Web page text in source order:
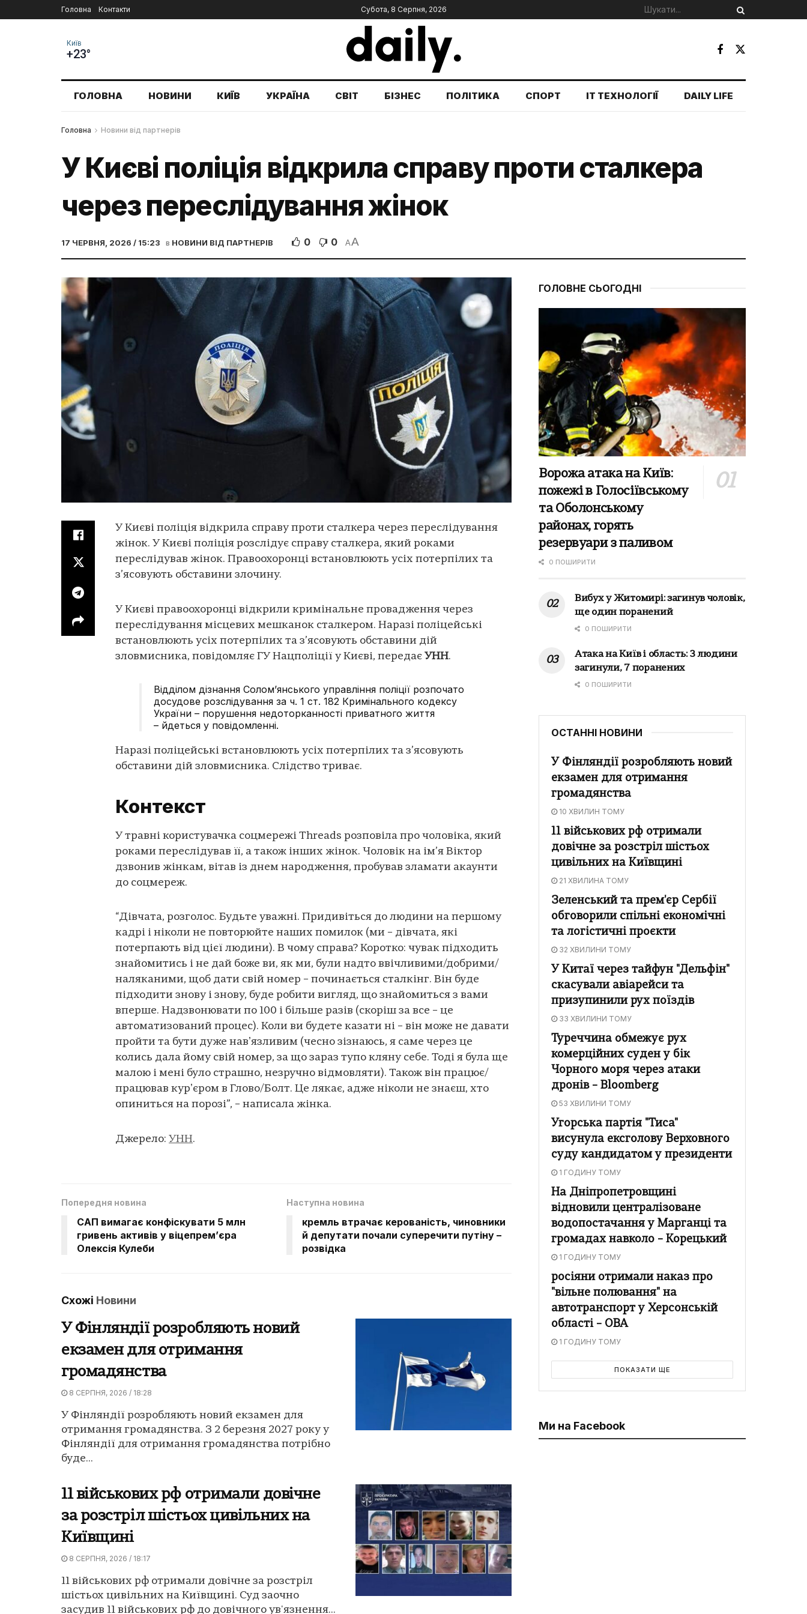
Головна Контакти Субота, 8 Серпня, 2026
Київ
+23°
ГОЛОВНА НОВИНИ КИЇВ УКРАЇНА СВІТ БІЗНЕС ПОЛІТИКА СПОРТ IT ТЕХНОЛОГІЇ DAILY LIFE
Головна Новини від партнерів
У Києві поліція відкрила справу проти сталкера
через переслідування жінок
17 ЧЕРВНЯ, 2026 / 15:23 в НОВИНИ ВІД ПАРТНЕРІВ 0 0 AA
У Києві поліція відкрила справу проти сталкера через переслідування
жінок. У Києві поліція розслідує справу сталкера, який роками
переслідував жінок. Правоохоронці встановлюють усіх потерпілих та
з’ясовують обставини злочину.
У Києві правоохоронці відкрили кримінальне провадження через
переслідування місцевих мешканок сталкером. Наразі поліцейські
встановлюють усіх потерпілих та з’ясовують обставини дій
зловмисника, повідомляє ГУ Нацполіції у Києві, передає УНН.
Відділом дізнання Солом’янського управління поліції розпочато
досудове розслідування за ч. 1 ст. 182 Кримінального кодексу
України – порушення недоторканності приватного життя
– йдеться у повідомленні.
Наразі поліцейські встановлюють усіх потерпілих та з’ясовують
обставини дій зловмисника. Слідство триває.
Контекст
У травні користувачка соцмережі Threads розповіла про чоловіка, який
роками переслідував її, а також інших жінок. Чоловік на ім’я Віктор
дзвонив жінкам, вітав із днем народження, пробував зламати акаунти
до соцмереж.
“Дівчата, розголос. Будьте уважні. Придивіться до людини на першому
кадрі і ніколи не повторюйте наших помилок (ми – дівчата, які
потерпають від цієї людини). В чому справа? Коротко: чувак підходить
знайомитись і не дай боже ви, як ми, були надто ввічливими/добрими/
наляканими, щоб дати свій номер – починається сталкінг. Він буде
підходити знову і знову, буде робити вигляд, що знайомиться з вами
вперше. Надзвонювати по 100 і більше разів (скоріш за все – це
автоматизований процес). Коли ви будете казати ні – він може не давати
пройти та бути дуже навʼязливим (чесно зізнаюсь, я саме через це
колись дала йому свій номер, за що зараз тупо кляну себе. Тоді я була ще
малою і мені було страшно, незручно відмовляти). Також він працює/
працював курʼєром в Глово/Болт. Це лякає, адже ніколи не знаєш, хто
опиниться на порозі”, – написала жінка.
Джерело: УНН.
Попередня новина
САП вимагає конфіскувати 5 млн
гривень активів у віцепрем’єра
Олексія Кулеби
Наступна новина
кремль втрачає керованість, чиновники
й депутати почали суперечити путіну –
розвідка
Схожі Новини
У Фінляндії розробляють новий
екзамен для отримання
громадянства
8 СЕРПНЯ, 2026 / 18:28
У Фінляндії розробляють новий екзамен для
отримання громадянства. З 2 березня 2027 року у
Фінляндії для отримання громадянства потрібно
буде...
11 військових рф отримали довічне
за розстріл шістьох цивільних на
Київщині
8 СЕРПНЯ, 2026 / 18:17
11 військових рф отримали довічне за розстріл
шістьох цивільних на Київщині. Суд заочно
засудив 11 військових рф до довічного ув'язнення...
ГОЛОВНЕ СЬОГОДНІ
Ворожа атака на Київ:
пожежі в Голосіївському
та Оболонському
районах, горять
резервуари з паливом
0 ПОШИРИТИ
Вибух у Житомирі: загинув чоловік,
ще один поранений
0 ПОШИРИТИ
Атака на Київ і область: 3 людини
загинули, 7 поранених
0 ПОШИРИТИ
ОСТАННІ НОВИНИ
У Фінляндії розробляють новий
екзамен для отримання
громадянства
10 ХВИЛИН ТОМУ
11 військових рф отримали
довічне за розстріл шістьох
цивільних на Київщині
21 ХВИЛИНА ТОМУ
Зеленський та прем'єр Сербії
обговорили спільні економічні
та логістичні проєкти
32 ХВИЛИНИ ТОМУ
У Китаї через тайфун "Дельфін"
скасували авіарейси та
призупинили рух поїздів
33 ХВИЛИНИ ТОМУ
Туреччина обмежує рух
комерційних суден у бік
Чорного моря через атаки
дронів – Bloomberg
53 ХВИЛИНИ ТОМУ
Угорська партія "Тиса"
висунула ексголову Верховного
суду кандидатом у президенти
1 ГОДИНУ ТОМУ
На Дніпропетровщині
відновили централізоване
водопостачання у Марганці та
громадах навколо – Корецький
1 ГОДИНУ ТОМУ
росіяни отримали наказ про
"вільне полювання" на
автотранспорт у Херсонській
області – ОВА
1 ГОДИНУ ТОМУ
ПОКАЗАТИ ЩЕ
Ми на Facebook